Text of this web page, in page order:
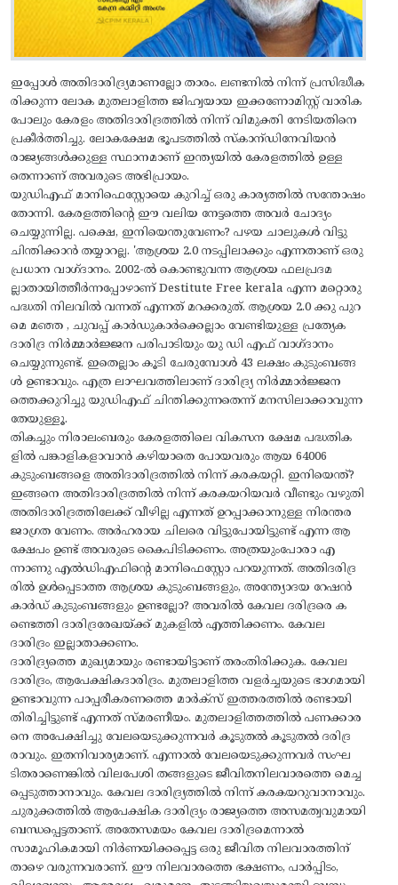
ഇപ്പോൾ അതിദാരിദ്ര്യമാണല്ലോ താരം. ലണ്ടനിൽ നിന്ന് പ്രസിദ്ധീക
രിക്കുന്ന ലോക മുതലാളിത്ത ജിഹ്വയായ ഇക്കണോമിസ്റ്റ് വാരിക
പോലും കേരളം അതിദാരിദ്രത്തിൽ നിന്ന് വിമുക്തി നേടിയതിനെ
പ്രകീർത്തിച്ചു. ലോകക്ഷേമ ഭൂപടത്തിൽ സ്കാന്ഡിനേവിയൻ
രാജ്യങ്ങൾക്കുള്ള സ്ഥാനമാണ് ഇന്ത്യയിൽ കേരളത്തിൽ ഉള്ള
തെന്നാണ് അവരുടെ അഭിപ്രായം.
യുഡിഎഫ് മാനിഫെസ്റ്റോയെ കുറിച്ച് ഒരു കാര്യത്തിൽ സന്തോഷം
തോന്നി. കേരളത്തിന്റെ ഈ വലിയ നേട്ടത്തെ അവർ ചോദ്യം
ചെയ്യുന്നില്ല. പക്ഷെ, ഇനിയെന്തുവേണം? പഴയ ചാലുകൾ വിട്ടു
ചിന്തിക്കാൻ തയ്യാറല്ല. 'ആശ്രയ 2.0 നടപ്പിലാക്കും എന്നതാണ് ഒരു
പ്രധാന വാഗ്ദാനം. 2002-ൽ കൊണ്ടുവന്ന ആശ്രയ ഫലപ്രദമ
ല്ലാതായിത്തീർന്നപ്പോഴാണ് Destitute Free kerala എന്ന മറ്റൊരു
പദ്ധതി നിലവിൽ വന്നത് എന്നത് മറക്കരുത്. ആശ്രയ 2.0 ക്കു പുറ
മെ മഞ്ഞ , ചുവപ്പ് കാർഡുകാർക്കെല്ലാം വേണ്ടിയുള്ള പ്രത്യേക
ദാരിദ്ര നിർമ്മാർജ്ജന പരിപാടിയും യു ഡി എഫ് വാഗ്ദാനം
ചെയ്യുന്നുണ്ട്. ഇതെല്ലാം കൂടി ചേരുമ്പോൾ 43 ലക്ഷം കുടുംബങ്ങ
ൾ ഉണ്ടാവും. എത്ര ലാഘവത്തിലാണ് ദാരിദ്ര്യ നിർമ്മാർജ്ജന
ത്തെക്കുറിച്ചു യുഡിഎഫ് ചിന്തിക്കുന്നതെന്ന് മനസിലാക്കാവുന്ന
തേയുള്ളൂ.
തികച്ചും നിരാലംബരും കേരളത്തിലെ വികസന ക്ഷേമ പദ്ധതിക
ളിൽ പങ്കാളികളാവാൻ കഴിയാതെ പോയവരും ആയ 64006
കുടുംബങ്ങളെ അതിദാരിദ്രത്തിൽ നിന്ന് കരകയറ്റി. ഇനിയെന്ത്?
ഇങ്ങനെ അതിദാരിദ്രത്തിൽ നിന്ന് കരകയറിയവർ വീണ്ടും വഴുതി
അതിദാരിദ്രത്തിലേക്ക് വീഴില്ല എന്നത് ഉറപ്പാക്കാനുള്ള നിരന്തര
ജാഗ്രത വേണം. അർഹരായ ചിലരെ വിട്ടുപോയിട്ടുണ്ട് എന്ന ആ
ക്ഷേപം ഉണ്ട് അവരുടെ കൈപിടിക്കണം. അത്രയുംപോരാ എ
ന്നാണു എൽഡിഎഫിന്റെ മാനിഫെസ്റ്റോ പറയുന്നത്. അതിദരിദ്ര
രിൽ ഉൾപ്പെടാത്ത ആശ്രയ കുടുംബങ്ങളും, അന്ത്യോദയ റേഷൻ
കാർഡ് കുടുംബങ്ങളും ഉണ്ടല്ലോ? അവരിൽ കേവല ദരിദ്രരെ ക
ണ്ടെത്തി ദാരിദ്രരേഖയ്ക്ക് മുകളിൽ എത്തിക്കണം. കേവല
ദാരിദ്രം ഇല്ലാതാക്കണം.
ദാരിദ്ര്യത്തെ മുഖ്യമായും രണ്ടായിട്ടാണ് തരംതിരിക്കുക. കേവല
ദാരിദ്രം, ആപേക്ഷികദാരിദ്രം. മുതലാളിത്ത വളർച്ചയുടെ ഭാഗമായി
ഉണ്ടാവുന്ന പാപ്പരീകരണത്തെ മാർക്സ് ഇത്തരത്തിൽ രണ്ടായി
തിരിച്ചിട്ടുണ്ട് എന്നത് സ്മരണീയം. മുതലാളിത്തത്തിൽ പണക്കാര
നെ അപേക്ഷിച്ചു വേലയെടുക്കുന്നവർ കൂടുതൽ കൂടുതൽ ദരിദ്ര
രാവും. ഇതനിവാര്യമാണ്. എന്നാൽ വേലയെടുക്കുന്നവർ സംഘ
ടിതരാണെങ്കിൽ വിലപേശി തങ്ങളുടെ ജീവിതനിലവാരത്തെ മെച്ച
പ്പെടുത്താനാവും. കേവല ദാരിദ്ര്യത്തിൽ നിന്ന് കരകയറുവാനാവും.
ചുരുക്കത്തിൽ ആപേക്ഷിക ദാരിദ്ര്യം രാജ്യത്തെ അസമത്വവുമായി
ബന്ധപ്പെട്ടതാണ്. അതേസമയം കേവല ദാരിദ്രമെന്നാൽ
സാമൂഹികമായി നിർണയിക്കപ്പെട്ട ഒരു ജീവിത നിലവാരത്തിന്
താഴെ വരുന്നവരാണ്. ഈ നിലവാരത്തെ ഭക്ഷണം, പാർപ്പിടം,